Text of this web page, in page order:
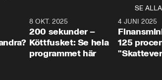
SE ALLA
31:05 4:29
8 OKT. 2025
200 sekunder –
Köttfusket: Se hela
programmet här
4 JUNI 2025
125